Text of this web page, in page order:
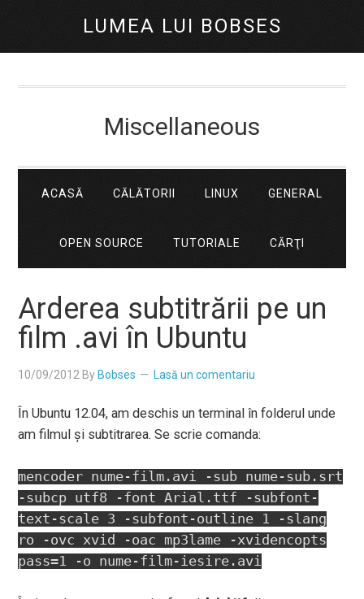
LUMEA LUI BOBSES
Miscellaneous
ACASĂ CĂLĂTORII LINUX GENERAL
OPEN SOURCE TUTORIALE CĂRŢI
Arderea subtitrării pe un
film .avi în Ubuntu
10/09/2012 By Bobses Lasă un comentariu
În Ubuntu 12.04, am deschis un terminal în folderul unde
am filmul și subtitrarea. Se scrie comanda:
mencoder nume-film.avi -sub nume-sub.srt
-subcp utf8 -font Arial.ttf -subfont-
text-scale 3 -subfont-outline 1 -slang
ro -ovc xvid -oac mp3lame -xvidencopts
pass=1 -o nume-film-iesire.avi